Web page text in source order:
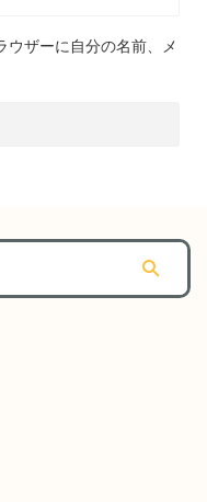
ウザーに自分の名前、メ